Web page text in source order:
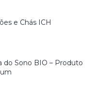
e Chás ICH
do Sono BIO – Produto